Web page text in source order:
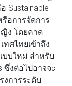
Sustainable
รือการจัดการ
ง โดยคาด
ทศไทยเข้าถึง
บใหม่ สำหรับ
ซึ่งต่อไปอาจจะ
งการระดับ